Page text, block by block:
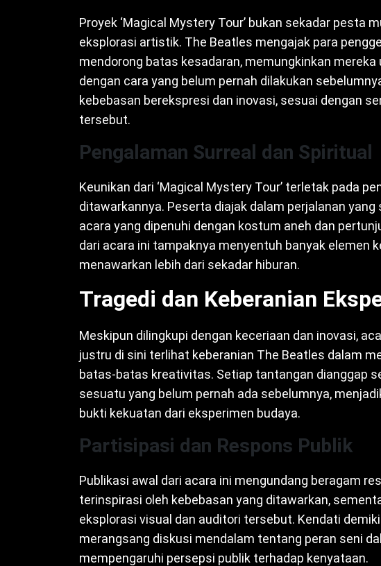
Proyek ‘Magical Mystery Tour’ bukan sekadar pesta
eksplorasi artistik. The Beatles mengajak para
mendorong batas kesadaran, memungkinkan
dengan cara yang belum pernah dilakukan
kebebasan berekspresi dan inovasi, sesuai dengan
tersebut.
Pengalaman Surreal dan Spiritual
Keunikan dari ‘Magical Mystery Tour’ terletak pada
ditawarkannya. Peserta diajak dalam perjalanan
acara yang dipenuhi dengan kostum aneh dan
dari acara ini tampaknya menyentuh banyak elemen
menawarkan lebih dari sekadar hiburan.
Tragedi dan Keberanian
Meskipun dilingkupi dengan keceriaan dan inovasi,
justru di sini terlihat keberanian The Beatles dalam
batas-batas kreativitas. Setiap tantangan dianggap
sesuatu yang belum pernah ada sebelumnya,
bukti kekuatan dari eksperimen budaya.
Partisipasi dan Respons Publik
Publikasi awal dari acara ini mengundang beragam
terinspirasi oleh kebebasan yang ditawarkan,
eksplorasi visual dan auditori tersebut. Kendati
merangsang diskusi mendalam tentang peran seni
mempengaruhi persepsi publik terhadap kenyataan.